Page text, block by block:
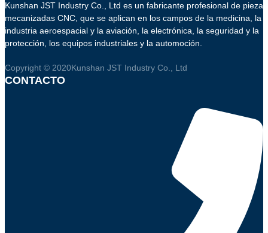
Kunshan JST Industry Co., Ltd es un fabricante profesional de piezas
mecanizadas CNC, que se aplican en los campos de la medicina, la
industria aeroespacial y la aviación, la electrónica, la seguridad y la
protección, los equipos industriales y la automoción.
Copyright © 2020Kunshan JST Industry Co., Ltd
CONTACTO